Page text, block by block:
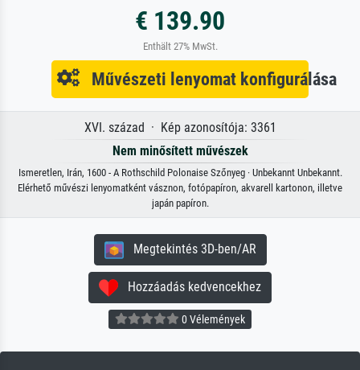
€ 139.90
Enthält 27% MwSt.
Művészeti lenyomat konfigurálása
XVI. század · Kép azonosítója: 3361
Nem minősített művészek
Ismeretlen, Irán, 1600 - A Rothschild Polonaise Szőnyeg · Unbekannt Unbekannt.
Elérhető művészi lenyomatként vásznon, fotópapíron, akvarell kartonon, illetve
japán papíron.
Megtekintés 3D-ben/AR
Hozzáadás kedvencekhez
0 Vélemények